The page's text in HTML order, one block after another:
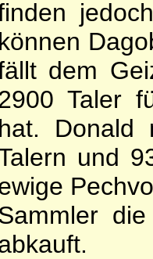
können
dem
Taler
hat. Donald
und